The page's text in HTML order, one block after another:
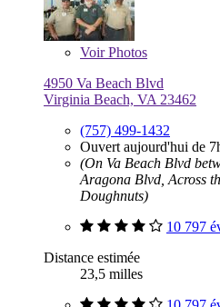
VoirPhotos
4950 Va Beach Blvd
Virginia Beach, VA 23462
(757) 499-1432
Ouvert aujourd'hui de
(On Va Beach Blvd
Aragona Blvd, Across
Doughnuts)
10 797
Distance estimée
23,5 milles